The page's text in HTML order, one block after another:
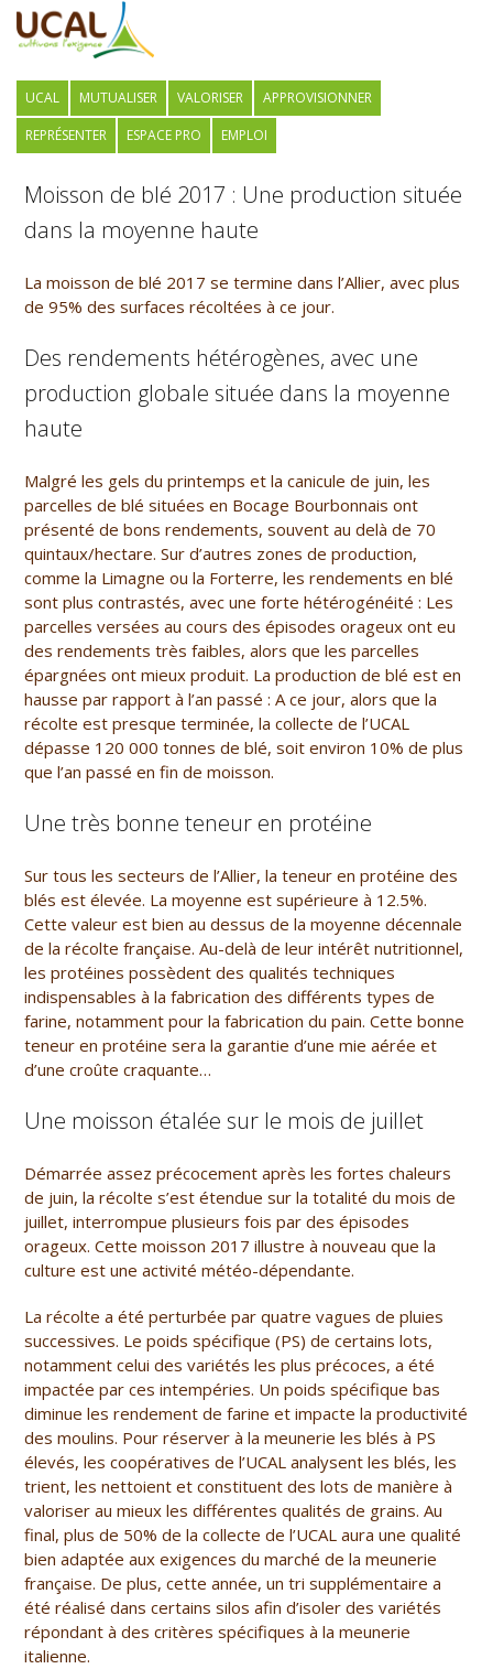
UCAL MUTUALISER VALORISER
APPROVISIONNER
REPRÉSENTER
ESPACE PRO EMPLOI
Moisson de blé 2017 : Une production située
dans la moyenne haute
La moisson de blé 2017 se termine dans l’Allier, avec plus
de 95% des surfaces récoltées à ce jour.
Des rendements hétérogènes, avec une
production globale située dans la moyenne
haute
Malgré les gels du printemps et la canicule de juin, les
parcelles de blé situées en Bocage Bourbonnais ont
présenté de bons rendements, souvent au delà de 70
quintaux/hectare. Sur d’autres zones de production,
comme la Limagne ou la Forterre, les rendements en blé
sont plus contrastés, avec une forte hétérogénéité : Les
parcelles versées au cours des épisodes orageux ont eu
des rendements très faibles, alors que les parcelles
épargnées ont mieux produit. La production de blé est en
hausse par rapport à l’an passé : A ce jour, alors que la
récolte est presque terminée, la collecte de l’UCAL
dépasse 120 000 tonnes de blé, soit environ 10% de plus
que l’an passé en fin de moisson.
Une très bonne teneur en protéine
Sur tous les secteurs de l’Allier, la teneur en protéine des
blés est élevée. La moyenne est supérieure à 12.5%.
Cette valeur est bien au dessus de la moyenne décennale
de la récolte française. Au-delà de leur intérêt nutritionnel,
les protéines possèdent des qualités techniques
indispensables à la fabrication des différents types de
farine, notamment pour la fabrication du pain. Cette bonne
teneur en protéine sera la garantie d’une mie aérée et
d’une croûte craquante…
Une moisson étalée sur le mois de juillet
Démarrée assez précocement après les fortes chaleurs
de juin, la récolte s’est étendue sur la totalité du mois de
juillet, interrompue plusieurs fois par des épisodes
orageux. Cette moisson 2017 illustre à nouveau que la
culture est une activité météo-dépendante.
La récolte a été perturbée par quatre vagues de pluies
successives. Le poids spécifique (PS) de certains lots,
notamment celui des variétés les plus précoces, a été
impactée par ces intempéries. Un poids spécifique bas
diminue les rendement de farine et impacte la productivité
des moulins. Pour réserver à la meunerie les blés à PS
élevés, les coopératives de l’UCAL analysent les blés, les
trient, les nettoient et constituent des lots de manière à
valoriser au mieux les différentes qualités de grains. Au
final, plus de 50% de la collecte de l’UCAL aura une qualité
bien adaptée aux exigences du marché de la meunerie
française. De plus, cette année, un tri supplémentaire a
été réalisé dans certains silos afin d’isoler des variétés
répondant à des critères spécifiques à la meunerie
italienne.